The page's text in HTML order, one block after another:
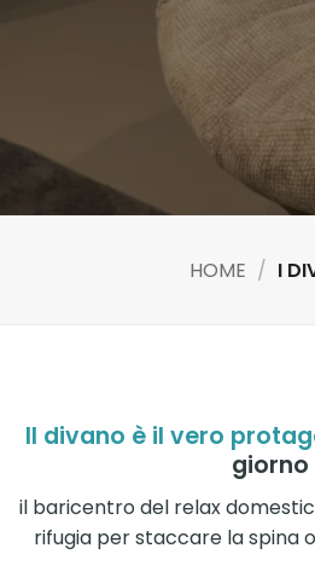
HOME / I
Il divano è il vero
giorno
il baricentro del relax
rifugia per staccare la spina